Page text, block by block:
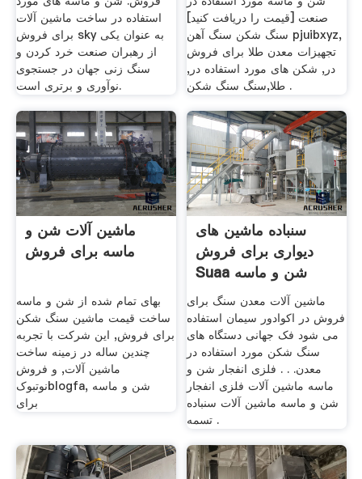
استفاده در ساخت ماشین آلات
برای فروش sky به عنوان یکی
از رهبران صنعت خرد کردن و
سنگ زنی جهان در جستجوی
نوآوری و برتری است.
صنعت [قیمت را دریافت کنید]
سنگ شکن سنگ آهن pjuibxyz,
تجهیزات معدن طلا برای فروش
در, شکن های مورد استفاده در,
طلا,سنگ سنگ شکن .
ماشین آلات شن و
ماسه برای فروش
بهای تمام شده از شن و ماسه
ساخت قیمت ماشین سنگ شکن
برای فروش, این شرکت با تجربه
چندین ساله در زمینه ساخت
ماشین آلات, و فروش
نوتبوکblogfa, شن و ماسه
برای
سنباده ماشین های
دیواری برای فروش
Suaa شن و ماسه
صنعتی
ماشین آلات معدن سنگ برای
فروش در اکوادور سیمان استفاده
می شود فک جهانی دستگاه های
سنگ شکن مورد استفاده در
معدن. . . فلزی انفجار شن و
ماسه ماشین آلات فلزی انفجار
شن و ماسه ماشین آلات سنباده
تسمه .